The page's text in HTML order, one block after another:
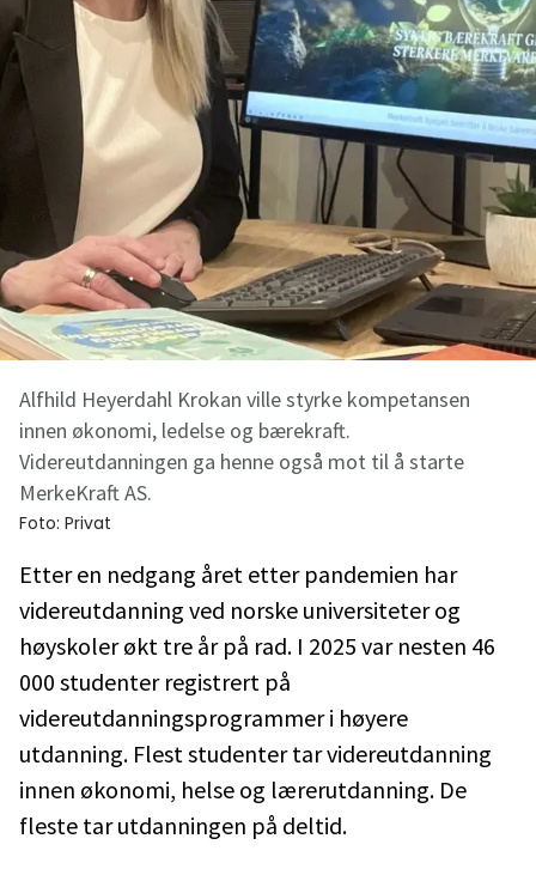
Alfhild Heyerdahl Krokan ville styrke kompetansen
innen økonomi, ledelse og bærekraft.
Videreutdanningen ga henne også mot til å starte
MerkeKraft AS.
Foto: Privat
Etter en nedgang året etter pandemien har
videreutdanning ved norske universiteter og
høyskoler økt tre år på rad. I 2025 var nesten 46
000 studenter registrert på
videreutdanningsprogrammer i høyere
utdanning. Flest studenter tar videreutdanning
innen økonomi, helse og lærerutdanning. De
fleste tar utdanningen på deltid.